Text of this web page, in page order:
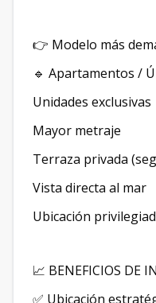
👉 Modelo más
🔹 Apartamentos /
Unidades exclusivas
Mayor metraje
Terraza privada
Vista directa al mar
Ubicación
📈 BENEFICIOS DE
✅ Ubicación